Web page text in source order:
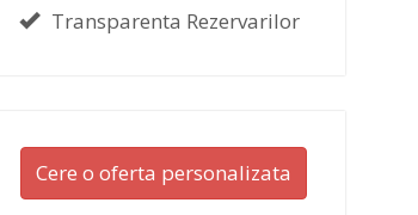
Transparenta Rezervarilor
Cere o oferta personalizata